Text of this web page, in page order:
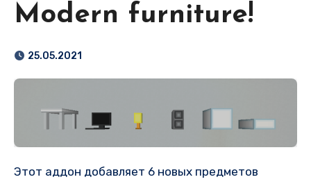
Modern furniture!
25.05.2021
Этот аддон добавляет 6 новых предметов